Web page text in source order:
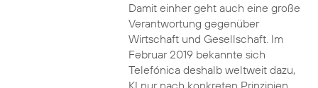
Damit einher geht auch eine große
Verantwortung gegenüber
Wirtschaft und Gesellschaft. Im
Februar 2019 bekannte sich
Telefónica deshalb weltweit dazu,
KI nur nach konkreten Prinzipien